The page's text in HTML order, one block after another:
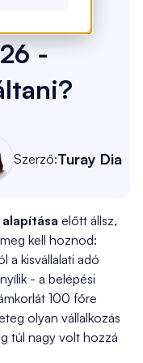
-
Szerző:Turay Dia
előtt állsz,
kell hoznod:
kisvállalati adó
- a belépési
100 főre
olyan vállalkozás
túl nagy volt hozzá